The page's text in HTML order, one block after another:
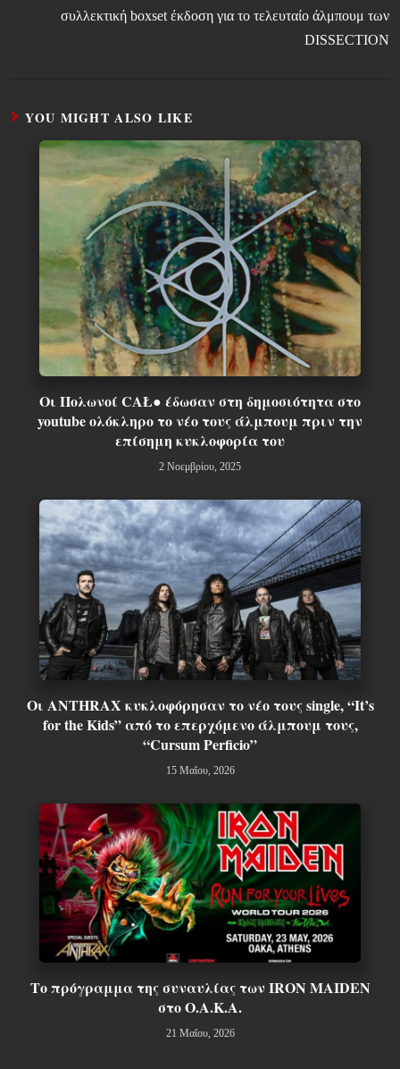
συλλεκτική boxset έκδοση για το τελευταίο άλμπουμ των
DISSECTION
YOU MIGHT ALSO LIKE
Οι Πολωνοί CAŁ● έδωσαν στη δημοσιότητα στο
youtube ολόκληρο το νέο τους άλμπουμ πριν την
επίσημη κυκλοφορία του
2 Νοεμβρίου, 2025
Οι ANTHRAX κυκλοφόρησαν το νέο τους single, “It’s
for the Kids” από το επερχόμενο άλμπουμ τους,
“Cursum Perficio”
15 Μαΐου, 2026
Το πρόγραμμα της συναυλίας των IRON MAIDEN
στο Ο.Α.Κ.Α.
21 Μαΐου, 2026